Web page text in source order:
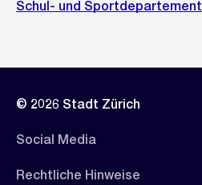
Schul- und Sportdepartement
© 2026 Stadt Zürich
Social Media
Rechtliche Hinweise